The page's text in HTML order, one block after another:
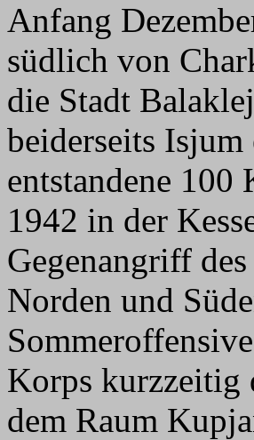
Anfang
südlich von
die Stadt
beiderseits Isjum
entstandene
1942 in der
Gegenangriff
Norden und
Korps kurzzeitig
dem Raum